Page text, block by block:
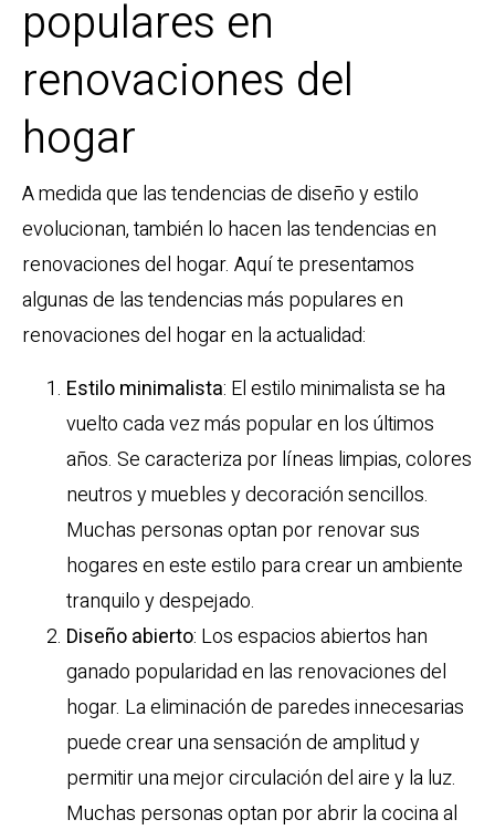
populares en
renovaciones del
hogar
A medida que las tendencias de diseño y estilo
evolucionan, también lo hacen las tendencias en
renovaciones del hogar. Aquí te presentamos
algunas de las tendencias más populares en
renovaciones del hogar en la actualidad:
Estilo minimalista: El estilo minimalista se ha
vuelto cada vez más popular en los últimos
años. Se caracteriza por líneas limpias, colores
neutros y muebles y decoración sencillos.
Muchas personas optan por renovar sus
hogares en este estilo para crear un ambiente
tranquilo y despejado.
Diseño abierto: Los espacios abiertos han
ganado popularidad en las renovaciones del
hogar. La eliminación de paredes innecesarias
puede crear una sensación de amplitud y
permitir una mejor circulación del aire y la luz.
Muchas personas optan por abrir la cocina al